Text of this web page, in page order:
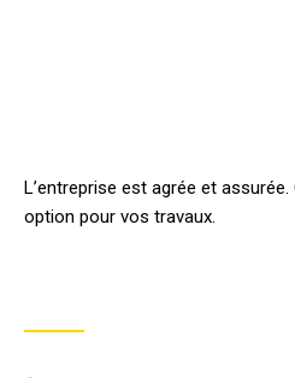
L’entreprise est agrée et assurée.
option pour vos travaux.